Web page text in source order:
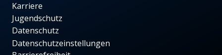
Karriere
Jugendschutz
Datenschutz
Datenschutzeinstellungen